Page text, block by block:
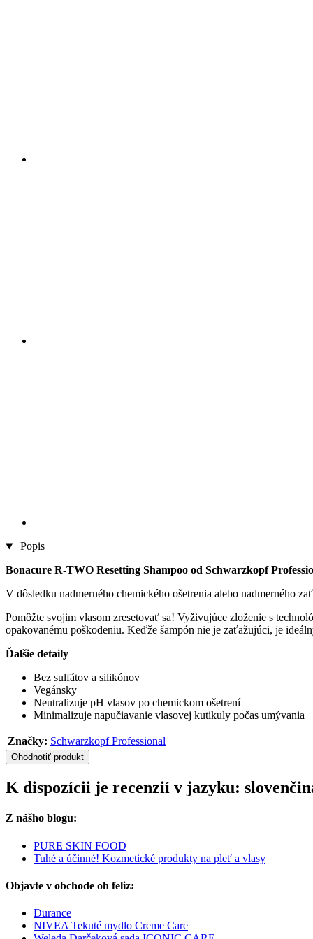
Popis
Bonacure R-TWO Resetting Shampoo od Schwarzkopf
V dôsledku nadmerného chemického ošetrenia alebo nadmerného
Pomôžte svojim vlasom zresetovať sa! Vyživujúce zloženie s
opakovanému poškodeniu. Keďže šampón nie je zaťažujúci, je
Ďalšie detaily
Bez sulfátov a silikónov
Vegánsky
Neutralizuje pH vlasov po chemickom ošetrení
Minimalizuje napučiavanie vlasovej kutikuly počas umývania
Značky: Schwarzkopf Professional
Ohodnotiť produkt
K dispozícii je recenzií v jazyku:
Z nášho blogu:
PURE SKIN FOOD
Tuhé a účinné! Kozmetické produkty na pleť a vlasy
Objavte v obchode oh feliz:
Durance
NIVEA Tekuté mydlo Creme Care